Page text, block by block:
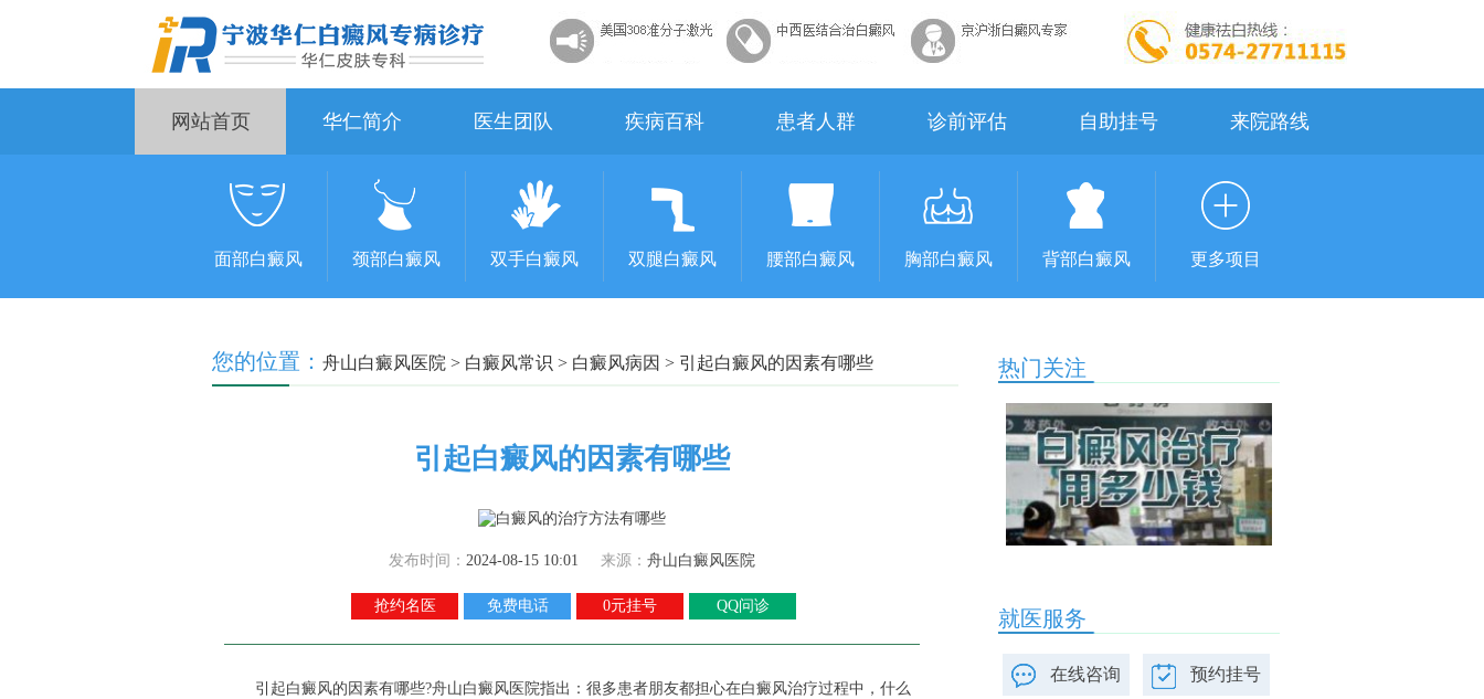
网站首页 华仁简介 医生团队 疾病百科 患者人群 诊前评估 自助挂号 来院路线
面部白癜风 颈部白癜风 双手白癜风 双腿白癜风 腰部白癜风 胸部白癜风 背部白癜风 更多项目
您的位置： 舟山白癜风医院 > 白癜风常识 > 白癜风病因 > 引起白癜风的因素有哪些
引起白癜风的因素有哪些
发布时间： 2024-08-15 10:01 来源： 舟山白癜风医院
抢约名医 免费电话 0元挂号 QQ问诊
引起白癜风的因素有哪些?舟山白癜风医院指出：很多患者朋友都担心在白癜风治疗过程中，什么
热门关注
就医服务
在线咨询 预约挂号